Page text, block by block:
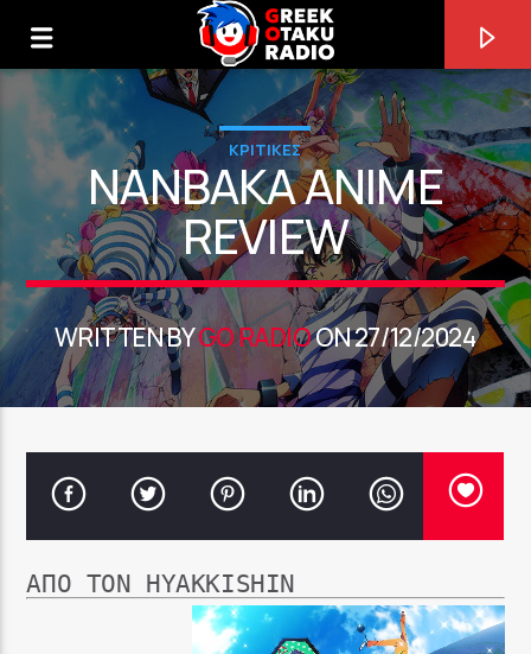
ΤΩΡΑ ΠΑΙΖΕΙ
STONE [AICN]
KAWAMOTO MAKOTO
ΚΡΙΤΙΚΕΣ
NANBAKA ANIME
REVIEW
WRITTEN BYGO RADIOON 27/12/2024
ΑΠΌ ΤΟΝ HYAKKISHIN